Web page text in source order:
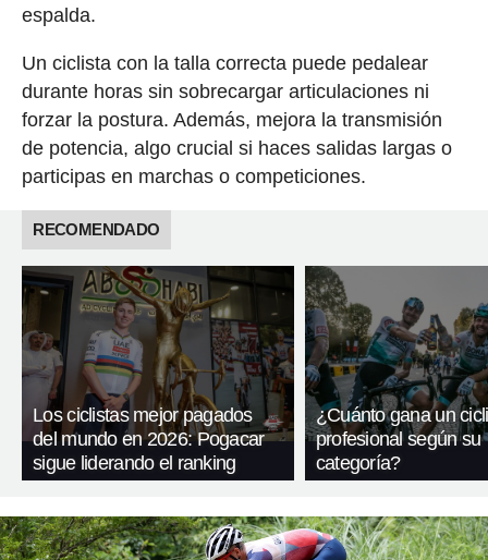
espalda.
Un ciclista con la talla correcta puede pedalear
durante horas sin sobrecargar articulaciones ni
forzar la postura. Además, mejora la transmisión
de potencia, algo crucial si haces salidas largas o
participas en marchas o competiciones.
RECOMENDADO
Los ciclistas mejor pagados
del mundo en 2026: Pogacar
sigue liderando el ranking
¿Cuánto gana un
profesional según su
categoría?